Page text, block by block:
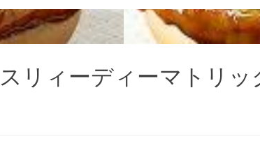
スリィーディーマトリ